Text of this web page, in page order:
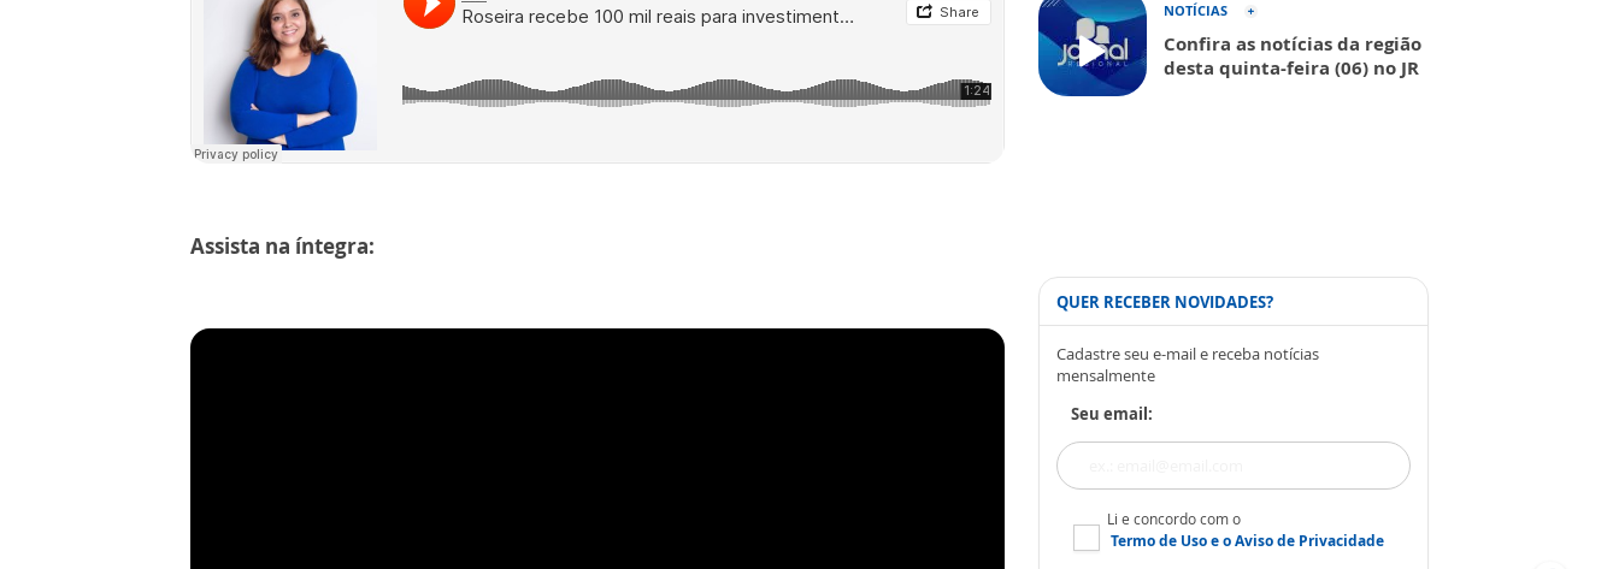
Assista na íntegra:
NOTÍCIAS
Confira as notícias da região
desta quinta-feira (06) no JR
QUER RECEBER NOVIDADES?
Cadastre seu e-mail e receba notícias
mensalmente
Seu email:
Li e concordo com o
Termo de Usoe oAviso de Privacidade